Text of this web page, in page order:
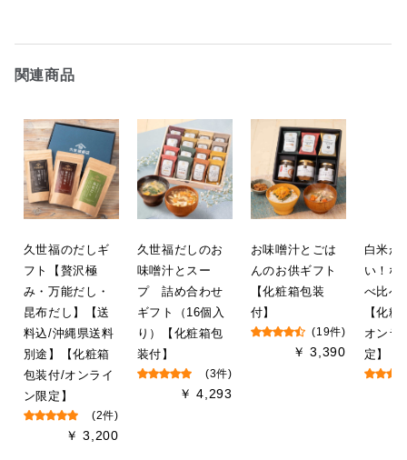
関連商品
久世福のだしギ
フト【贅沢極
み・万能だし・
昆布だし】【送
料込/沖縄県送料
別途】【化粧箱
包装付/オンライ
ン限定】
(2件)
￥ 3,200
久世福だしのお
味噌汁とスー
プ 詰め合わせ
ギフト（16個入
り）【化粧箱包
装付】
(3件)
￥ 4,293
お味噌汁とごは
んのお供ギフト
【化粧箱包装
付】
(19件)
￥ 3,390
白米が
い！な
べ比べ
【化
オンラ
定】